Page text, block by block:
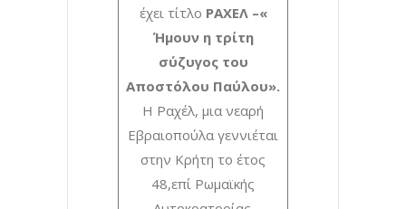
έχει τίτλο ΡΑΧΕΛ –«
Ήμουν η τρίτη
σύζυγος του
Αποστόλου Παύλου».
Η Ραχέλ, μια νεαρή
Εβραιοπούλα γεννιέται
στην Κρήτη το έτος
48,επί Ρωμαϊκής